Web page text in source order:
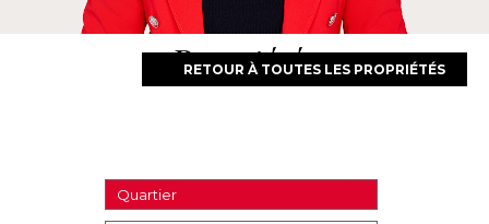
Propriétés
RETOUR À TOUTES LES PROPRIÉTÉS
Quartier